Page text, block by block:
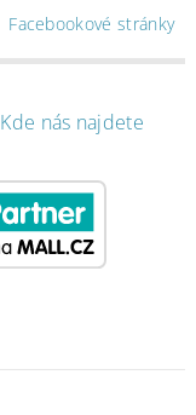
Facebookové stránky
Kde nás najdete